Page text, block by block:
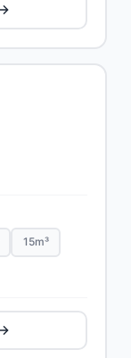
15m³